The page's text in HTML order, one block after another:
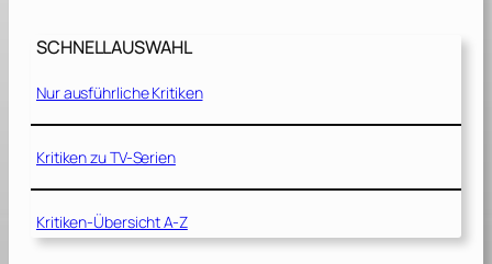
n
e
E
r
[
2
SCHNELLAUSWAHL
Nur ausführliche Kritiken
Kritiken zu TV-Serien
Kritiken-Übersicht A-Z